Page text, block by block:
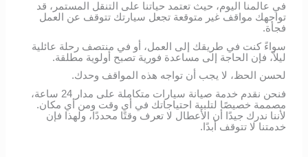
في عالمنا اليوم، حيث تعتمد حياتنا على التنقل المستمر، قد
تواجهك مواقف غير متوقعة تجعل سيارتك تتوقف عن العمل
فجأة.
سواءً كنت في طريقك إلى العمل، أو في منتصف رحلة عائلية
ليلاً، فإن الحاجة إلى مساعدة فورية تصبح أولوية مطلقة.
لحسن الحظ، لا يجب أن تواجه هذه المواقف وحدك.
فنحن نقدم خدمة صيانة سيارات متكاملة على مدار 24 ساعة،
مصممة خصيصًا لتلبية احتياجاتك في أي وقت ومن أي مكان.
لأننا ندرك جيدًا أن الأعطال لا تعرف وقتًا محددًا، ولهذا فإن
خدمتنا لا تتوقف أبدًا.